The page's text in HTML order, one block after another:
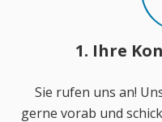
1. Ihre
Sie rufen uns an!
gerne vorab und